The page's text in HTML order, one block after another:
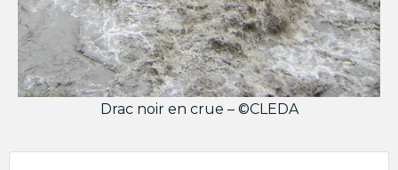
Drac noir en crue – ©CLEDA